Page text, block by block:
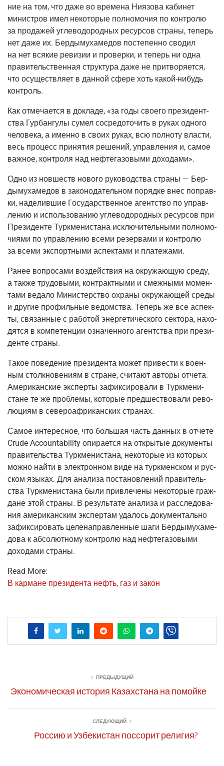
ние на том, что даже во вре­ме­на Ния­зо­ва каби­нет
мини­стров имел неко­то­рые пол­но­мо­чия по кон­тро­лю
за про­да­жей угле­во­до­род­ных ресур­сов стра­ны, теперь
нет даже их. Бер­ды­му­ха­ме­дов посте­пен­но сво­дил
на нет вся­кие реви­зии и про­вер­ки, и теперь ни одна
пра­ви­тель­ствен­ная струк­ту­ра даже не при­тво­ря­ет­ся,
что осу­ществ­ля­ет в дан­ной сфе­ре хоть какой-нибудь
контроль.
Как отме­ча­ет­ся в докла­де, «за годы сво­е­го пре­зи­дент­
ства Гур­бан­гу­лы сумел сосре­до­то­чить в руках одно­го
чело­ве­ка, а имен­но в сво­их руках, всю пол­но­ту вла­сти,
весь про­цесс при­ня­тия реше­ний, управ­ле­ния и, самое
важ­ное, кон­тро­ля над неф­те­га­зо­вы­ми доходами».
Одно из нов­шеств ново­го руко­вод­ства стра­ны — Бер­
ды­му­ха­ме­дов в зако­но­да­тель­ном поряд­ке внес поправ­
ки, наде­лив­шие Госу­дар­ствен­ное агент­ство по управ­
ле­нию и исполь­зо­ва­нию угле­во­до­род­ных ресур­сов при
Пре­зи­ден­те Турк­ме­ни­ста­на исклю­чи­тель­ны­ми пол­но­мо­
чи­я­ми по управ­ле­нию все­ми резер­ва­ми и кон­тро­лю
за все­ми экс­порт­ны­ми аспек­та­ми и платежами.
Ранее вопро­са­ми воз­дей­ствия на окру­жа­ю­щую сре­ду,
а так­же тру­до­вы­ми, кон­тракт­ны­ми и смеж­ны­ми момен­
та­ми веда­ло Мини­стер­ство охра­ны окру­жа­ю­щей сре­ды
и дру­гие про­филь­ные ведом­ства. Теперь же все аспек­
ты, свя­зан­ные с рабо­той энер­ге­ти­че­ско­го сек­то­ра, нахо­
дят­ся в ком­пе­тен­ции озна­чен­но­го агент­ства при пре­зи­
ден­те страны.
Такое пове­де­ние пре­зи­ден­та может при­ве­сти к воен­
ным столк­но­ве­ни­ям в стране, счи­та­ют авто­ры отче­та.
Аме­ри­кан­ские экс­пер­ты зафик­си­ро­ва­ли в Турк­ме­ни­
стане те же про­бле­мы, кото­рые пред­ше­ство­ва­ли рево­
лю­ци­ям в севе­ро­аф­ри­кан­ских странах.
Самое инте­рес­ное, что боль­шая часть дан­ных в отче­те
Crude Accountability опи­ра­ет­ся на откры­тые доку­мен­ты
пра­ви­тель­ства Турк­ме­ни­ста­на, неко­то­рые из кото­рых
мож­но най­ти в элек­трон­ном виде на турк­мен­ском и рус­
ском язы­ках. Для ана­ли­за поста­нов­ле­ний пра­ви­тель­
ства Турк­ме­ни­ста­на были при­вле­че­ны неко­то­рые граж­
дане этой стра­ны. В резуль­та­те ана­ли­за и рас­сле­до­ва­
ния аме­ри­кан­ским экс­пер­там уда­лось доку­мен­таль­но
зафик­си­ро­вать целе­на­прав­лен­ные шаги Бер­ды­му­ха­ме­
до­ва к абсо­лют­но­му кон­тро­лю над неф­те­га­зо­вы­ми
дохо­да­ми страны.
Read More:
В кар­мане пре­зи­ден­та нефть, газ и закон
ПРЕДЫДУЩИЙ
Экономическая история Казахстана на помойке
СЛЕДУЮЩИЙ
Россию и Узбекистан поссорит религия?